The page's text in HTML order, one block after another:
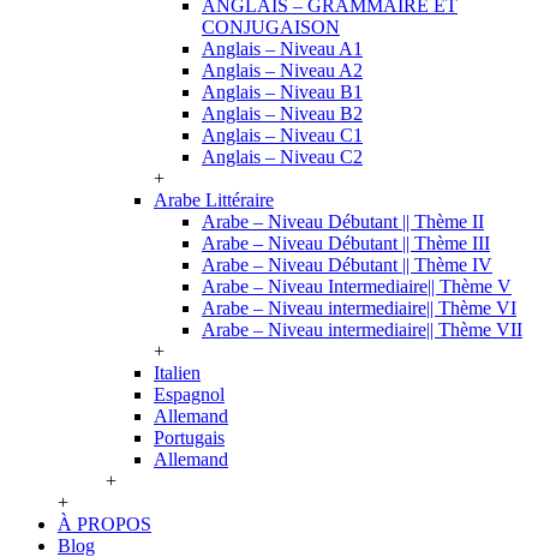
ANGLAIS – GRAMMAIRE ET
CONJUGAISON
Anglais – Niveau A1
Anglais – Niveau A2
Anglais – Niveau B1
Anglais – Niveau B2
Anglais – Niveau C1
Anglais – Niveau C2
+
Arabe Littéraire
Arabe – Niveau Débutant || Thème II
Arabe – Niveau Débutant || Thème III
Arabe – Niveau Débutant || Thème IV
Arabe – Niveau Intermediaire|| Thème V
Arabe – Niveau intermediaire|| Thème VI
Arabe – Niveau intermediaire|| Thème VII
+
Italien
Espagnol
Allemand
Portugais
Allemand
+
+
À PROPOS
Blog